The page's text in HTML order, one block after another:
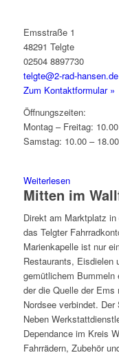
Emsstraße 1
48291 Telgte
02504 8897730
telgte@2-rad-hansen.de
Zum Kontaktformular »
Öffnungszeiten:
Montag – Freitag:
Samstag: 10.00 –
Weiterlesen
Mitten im
Direkt am Marktplatz
das Telgter
Marienkapelle ist nur
Restaurants, Eisdielen
gemütlichem Bummeln
der die Quelle der Ems
Nordsee verbindet.
Neben
Dependance im Kreis
Fahrrädern, Zubehör